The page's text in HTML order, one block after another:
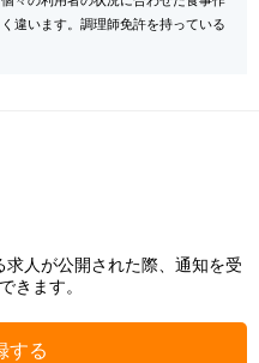
違います。調理師免許を持っている
人が公開された際、通知を受
きます。
する